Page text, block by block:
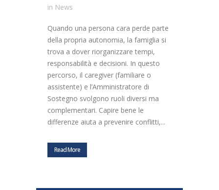
in News
Quando una persona cara perde parte
della propria autonomia, la famiglia si
trova a dover riorganizzare tempi,
responsabilità e decisioni. In questo
percorso, il caregiver (familiare o
assistente) e l’Amministratore di
Sostegno svolgono ruoli diversi ma
complementari. Capire bene le
differenze aiuta a prevenire conflitti,...
Read More